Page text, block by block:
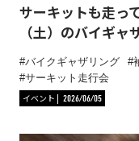
サーキットも走っ
（土）のバイギャ
バイクギャザリング
サーキット走行会
イベント
2026/06/05